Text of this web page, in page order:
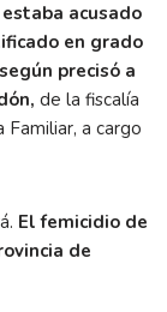
acusado
en grado
precisó a
de la fiscalía
a cargo
El femicidio de
de